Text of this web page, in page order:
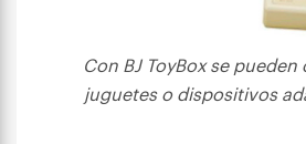
Con BJ ToyBox se
juguetes o dispositivos